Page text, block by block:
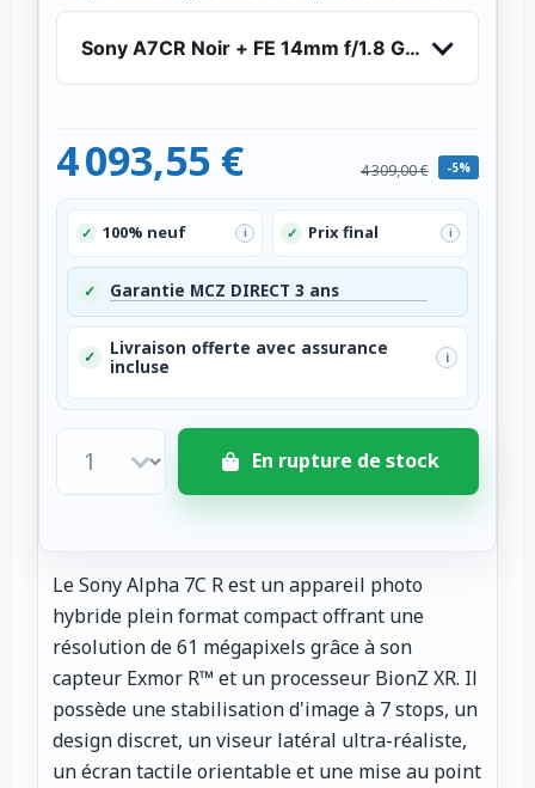
Sony A7CR Noir + FE 14mm f/1.8 GM - Appareil
4 093,55 € 4 309,00 € -5%
✓ 100% neuf i ✓ Prix final i
✓ Garantie MCZ DIRECT 3 ans
✓
Livraison offerte avec assurance
incluse
i
En rupture de stock
Le Sony Alpha 7C R est un appareil photo
hybride plein format compact offrant une
résolution de 61 mégapixels grâce à son
capteur Exmor R™ et un processeur BionZ XR. Il
possède une stabilisation d'image à 7 stops, un
design discret, un viseur latéral ultra-réaliste,
un écran tactile orientable et une mise au point